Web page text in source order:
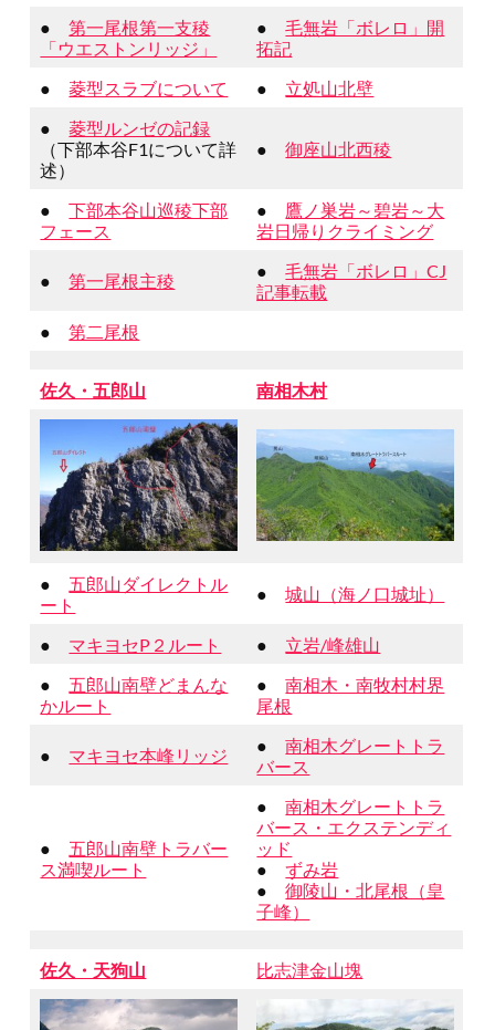
●第一尾根第一支稜
「ウエストンリッジ」
●毛無岩「ボレロ」開
拓記
●菱型スラブについて ● 立処山北壁
●菱型ルンゼの記録
（下部本谷F1について詳
述）
●御座山北西稜
●下部本谷山巡稜下部
フェース
● 鷹ノ巣岩～碧岩～大
岩日帰りクライミング
●第一尾根主稜 ●毛無岩「ボレロ」CJ
記事転載
●第二尾根
佐久・五郎山 南相木村
● 五郎山ダイレクトル
ート
●城山（海ノ口城址）
● マキヨセP２ルート ● 立岩/峰雄山
● 五郎山南壁どまんな
かルート
●南相木・南牧村村界
尾根
● マキヨセ本峰リッジ ●南相木グレートトラ
バース
● 五郎山南壁トラバー
ス満喫ルート
●南相木グレートトラ
バース・エクステンディ
ッド
●ずみ岩
●御陵山・北尾根（皇
子峰）
佐久・天狗山 比志津金山塊